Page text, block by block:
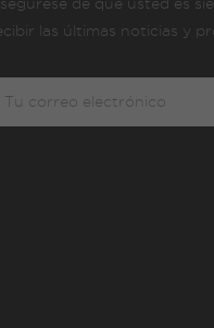
las últimas noticias y